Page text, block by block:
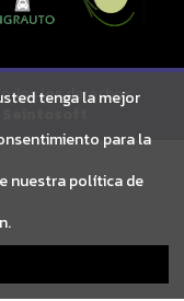
los derechos
tenga la mejor
para la
nuestra política de